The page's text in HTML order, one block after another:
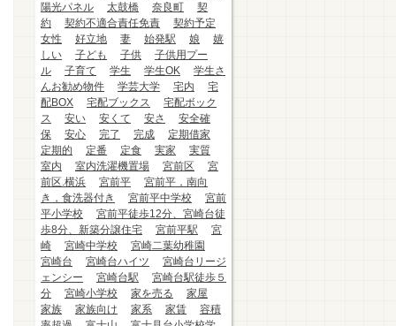
陽光パネル
太鼓橋 奈良町
契
約
契約不適合責任免責
契約予定
女性
好立地 妻 始発駅 娘
嬉
しい
子ども 子供
子供用プー
ル
子育て 学生 学生OK
学生さ
んお勧め物件
学芸大学 宅内
宅
配BOX
宅配ブックス
宅配ボック
ス
安い 安くて 安さ
安全確
保
安心 完了 完成
定期借家
定期的
定番 定食 実家
実質
室内
室内洗濯機置場 宮前区
宮
前区.横浜
宮前平
宮前平，南向
き，食洗器付き
宮前平中学校
宮前
平小学校
宮前平徒歩12分、宮崎台徒
歩8分、新築分譲住宅
宮前平駅
宮
崎
宮崎中学校
宮崎二葉幼稚園
宮崎台
宮崎台ハイツ
宮崎台リージ
ェンシー
宮崎台駅
宮崎台駅徒歩５
分
宮崎小学校 家を売る
家屋
家族
家族向け 家系 家賃
容積